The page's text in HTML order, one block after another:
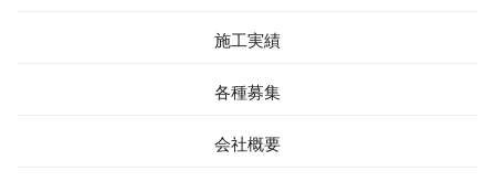
施工実績
各種募集
会社概要